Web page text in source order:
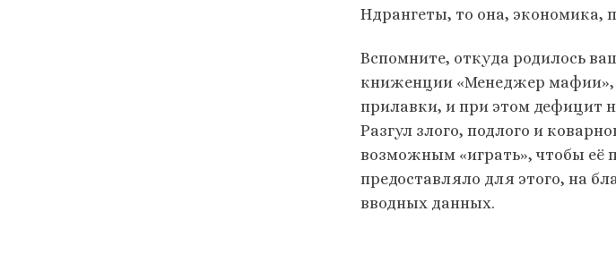
Ндрангеты, то она, экономика,
Вспомните, откуда родилось
книженции «Менеджер мафии»,
прилавки, и при этом дефицит
Разгул злого, подлого и
возможным «играть», чтобы её
предоставляло для этого, на
вводных данных.